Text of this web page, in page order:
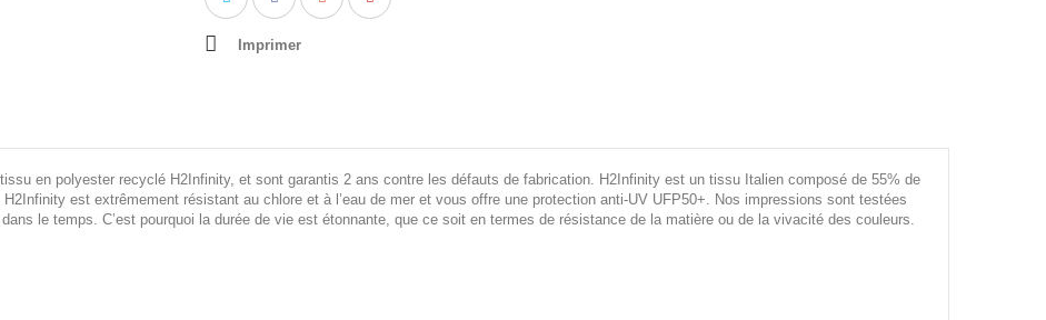
Imprimer
en polyester recyclé H2Infinity, et sont garantis 2 ans contre les défauts de fabrication. H2Infinity est un tissu Italien composé de 55% de
est extrêmement résistant au chlore et à l’eau de mer et vous offre une protection anti-UV UFP50+. Nos impressions sont testées
le temps. C’est pourquoi la durée de vie est étonnante, que ce soit en termes de résistance de la matière ou de la vivacité des couleurs.